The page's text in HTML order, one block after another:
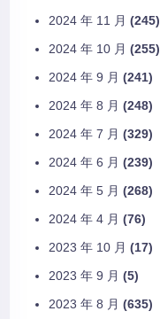
2024 年 11 月 (245)
2024 年 10 月 (255)
2024 年 9 月 (241)
2024 年 8 月 (248)
2024 年 7 月 (329)
2024 年 6 月 (239)
2024 年 5 月 (268)
2024 年 4 月 (76)
2023 年 10 月 (17)
2023 年 9 月 (5)
2023 年 8 月 (635)